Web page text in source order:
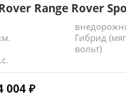
Range Rover
Гибрид
вольт)
004 ₽